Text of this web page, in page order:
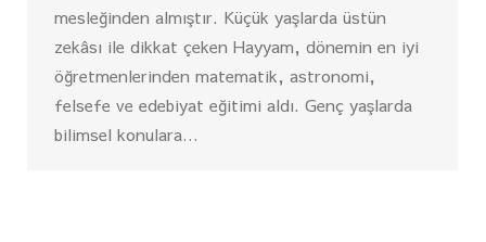
mesleğinden almıştır. Küçük yaşlarda üstün
zekâsı ile dikkat çeken Hayyam, dönemin en iyi
öğretmenlerinden matematik, astronomi,
felsefe ve edebiyat eğitimi aldı. Genç yaşlarda
bilimsel konulara…